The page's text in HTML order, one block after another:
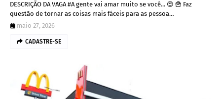
DESCRIÇÃO DA VAGA #A gente vai amar muito se você... 😍 🍟 Faz
questão de tornar as coisas mais fáceis para as pessoa…
maio 27, 2026
CADASTRE-SE